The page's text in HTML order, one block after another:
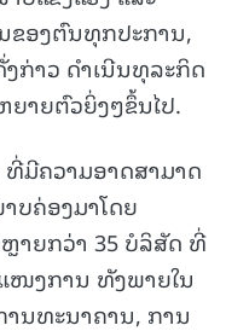
ຂອງຕົນທຸກປະການ,
ກ່າວ ດຳເນີນທຸລະກິດ
ຍາຍຕົວຍິ່ງໆຂຶ້ນໄປ.
ມີຄວາມອາດສາມາດ
ບຄ່ອງມາໂດຍ
າຍກວ່າ 35 ບໍລິສັດ ທີ່
ໜງການ ທັງພາຍໃນ
ານທະນາຄານ, ການ